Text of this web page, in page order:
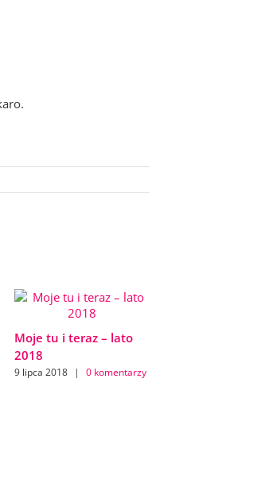
Moje tu i teraz – lato
2018
9 lipca 2018 | 0 komentarzy